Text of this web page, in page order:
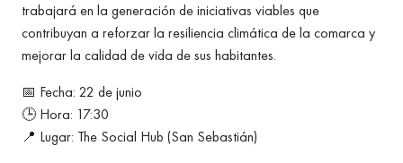
trabajará en la generación de iniciativas viables que
contribuyan a reforzar la resiliencia climática de la comarca y
mejorar la calidad de vida de sus habitantes.
📅 Fecha: 22 de junio
🕒 Hora: 17:30
📍 Lugar: The Social Hub (San Sebastián)